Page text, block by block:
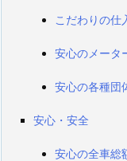
こだわりの仕
安心のメータ
安心の各種団
安心・安全
安心の全車総